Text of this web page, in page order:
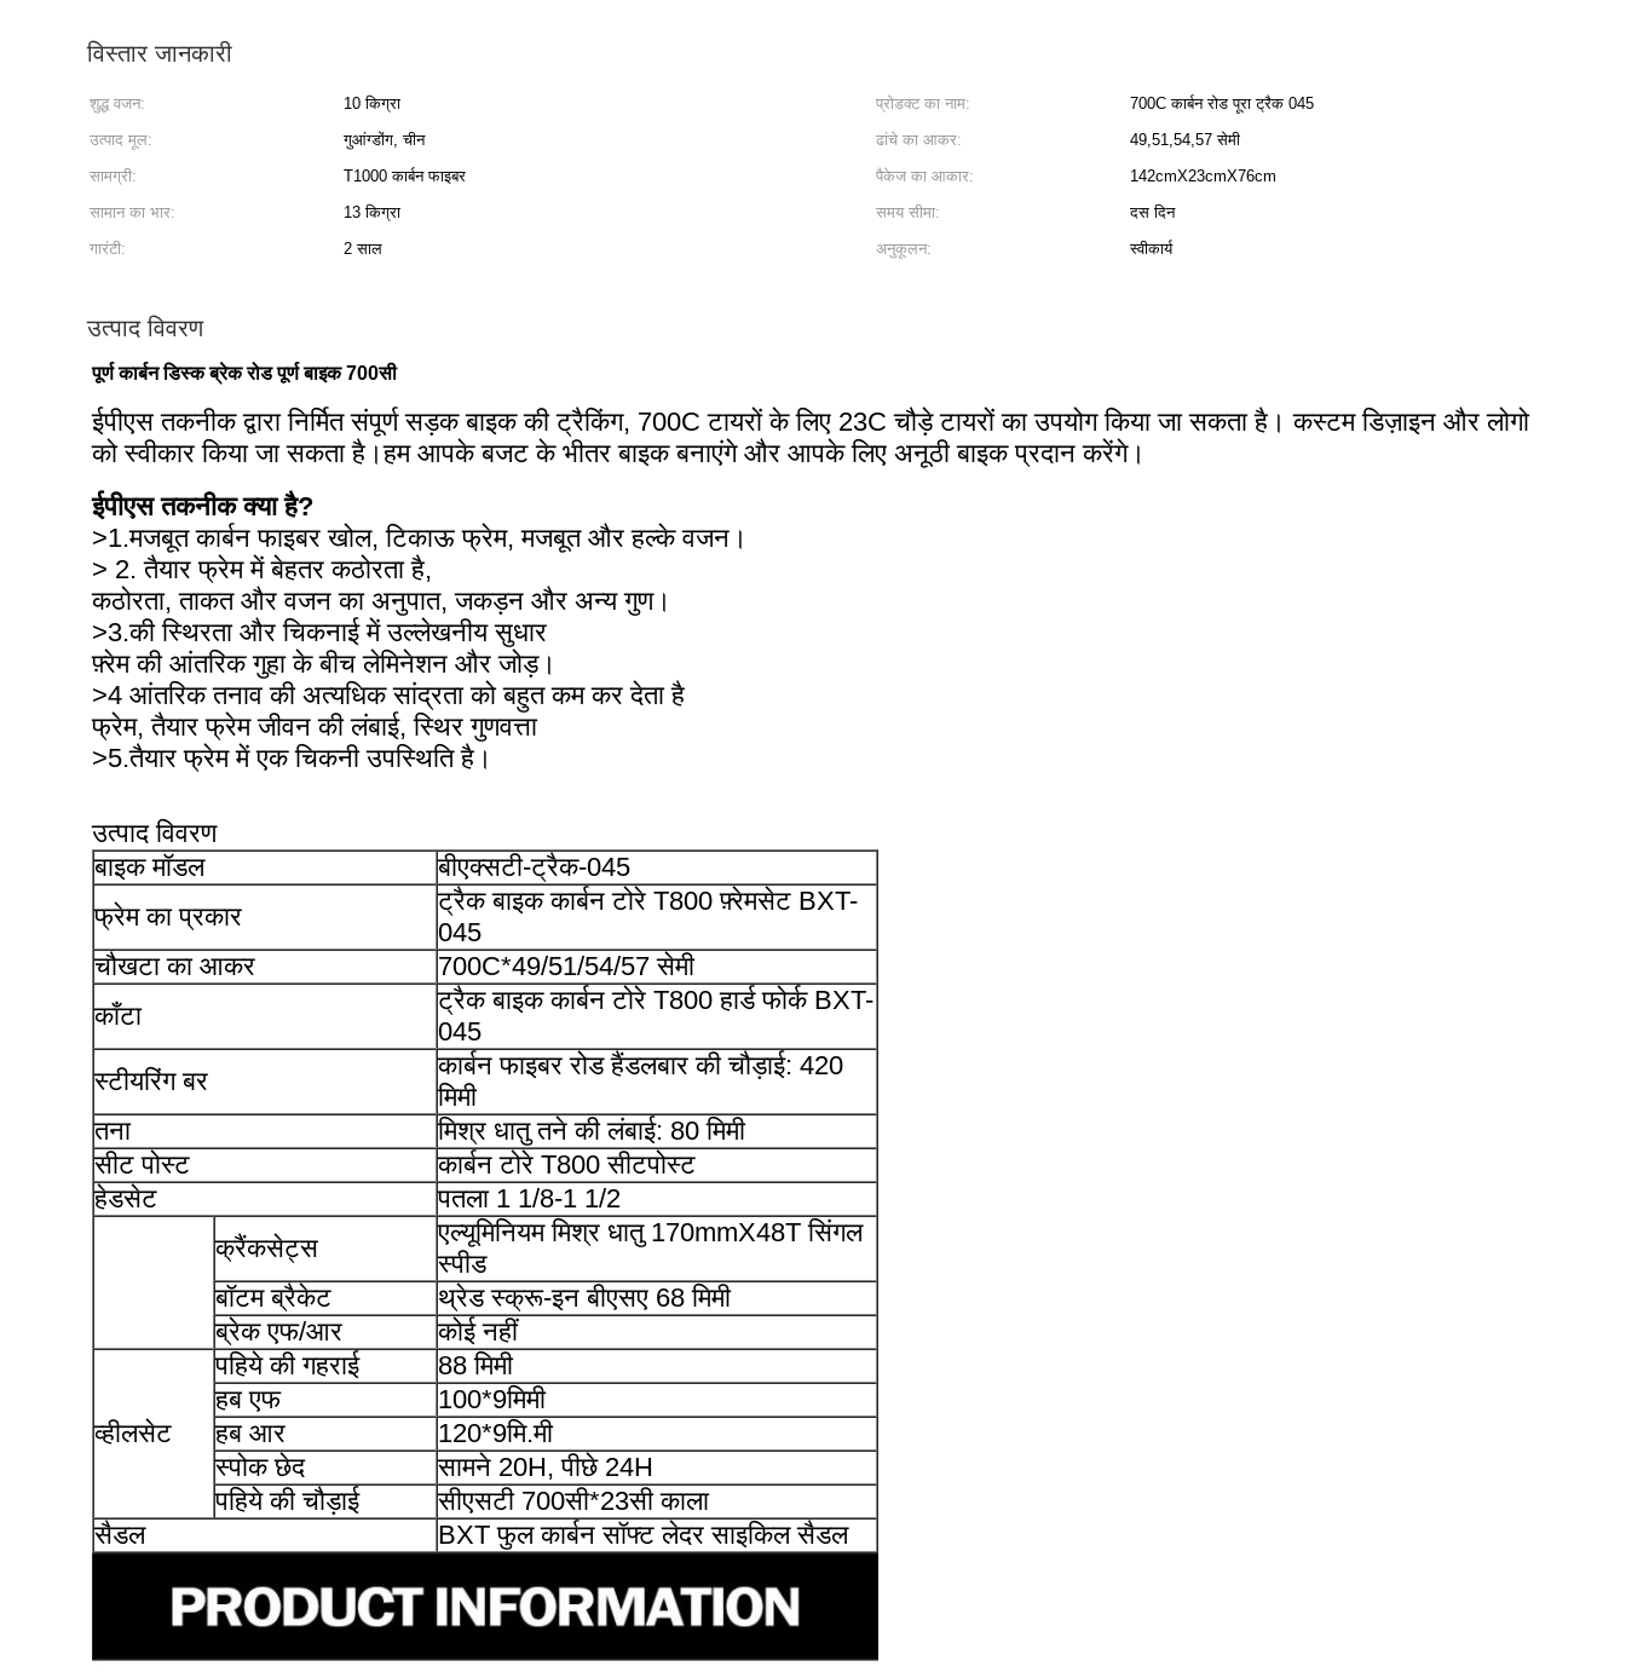
विस्तार जानकारी
शुद्ध वजन: 10 किग्रा प्रोडक्ट का नाम:
700C कार्बन रोड पूरा ट्रैक 045
उत्पाद मूल:
गुआंग्डोंग, चीन ढांचे का आकर:
49,51,54,57 सेमी
सामग्री:
T1000 कार्बन फाइबर पैकेज का आकार:
142cmX23cmX76cm
सामान का भार:
13 किग्रा समय सीमा:
दस दिन
गारंटी:
2 साल अनुकूलन: स्वीकार्य
उत्पाद विवरण
पूर्ण कार्बन डिस्क ब्रेक रोड पूर्ण बाइक 700सी
ईपीएस तकनीक द्वारा निर्मित संपूर्ण सड़क बाइक की ट्रैकिंग, 700C टायरों के लिए 23C चौड़े टायरों का उपयोग किया जा सकता है। कस्टम डिज़ाइन और लोगो
को स्वीकार किया जा सकता है।हम आपके बजट के भीतर बाइक बनाएंगे और आपके लिए अनूठी बाइक प्रदान करेंगे।
ईपीएस तकनीक क्या है?
>1.मजबूत कार्बन फाइबर खोल, टिकाऊ फ्रेम, मजबूत और हल्के वजन।
> 2. तैयार फ्रेम में बेहतर कठोरता है,
कठोरता, ताकत और वजन का अनुपात, जकड़न और अन्य गुण।
>3.की स्थिरता और चिकनाई में उल्लेखनीय सुधार
फ़्रेम की आंतरिक गुहा के बीच लेमिनेशन और जोड़।
>4 आंतरिक तनाव की अत्यधिक सांद्रता को बहुत कम कर देता है
फ्रेम, तैयार फ्रेम जीवन की लंबाई, स्थिर गुणवत्ता
>5.तैयार फ्रेम में एक चिकनी उपस्थिति है।
उत्पाद विवरण
बाइक मॉडल
बीएक्सटी-ट्रैक-045
फ्रेम का प्रकार
ट्रैक बाइक कार्बन टोरे T800 फ़्रेमसेट BXT-
045
चौखटा का आकर
700C*49/51/54/57 सेमी
काँटा
ट्रैक बाइक कार्बन टोरे T800 हार्ड फोर्क BXT-
045
स्टीयरिंग बर
कार्बन फाइबर रोड हैंडलबार की चौड़ाई: 420
मिमी
तना
मिश्र धातु तने की लंबाई: 80 मिमी
सीट पोस्ट
कार्बन टोरे T800 सीटपोस्ट
हेडसेट
पतला 1 1/8-1 1/2
क्रैंकसेट्स
एल्यूमिनियम मिश्र धातु 170mmX48T सिंगल
स्पीड
बॉटम ब्रैकेट
थ्रेड स्क्रू-इन बीएसए 68 मिमी
ब्रेक एफ/आर
कोई नहीं
व्हीलसेट
पहिये की गहराई
88 मिमी
हब एफ
100*9मिमी
हब आर
120*9मि.मी
स्पोक छेद
सामने 20H, पीछे 24H
पहिये की चौड़ाई
सीएसटी 700सी*23सी काला
सैडल
BXT फुल कार्बन सॉफ्ट लेदर साइकिल सैडल